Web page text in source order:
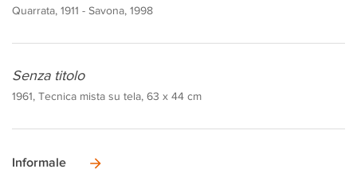
Quarrata, 1911 - Savona, 1998
Senza titolo
1961, Tecnica mista su tela, 63 x 44 cm
Informale